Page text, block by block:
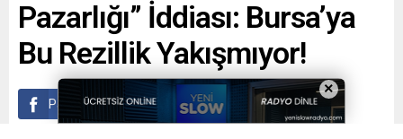
Pazarlığı” İddiası: Bursa’ya
Bu Rezillik Yakışmıyor!
Paylaş Tweetle Gönder
×